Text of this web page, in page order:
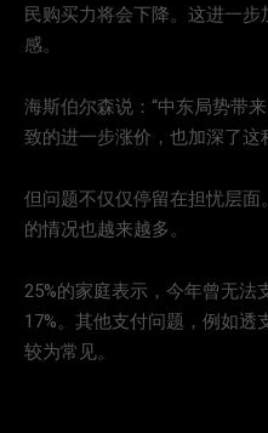
民购买力将会下降。这进一
感。
海斯伯尔森说：“中东局势带
致的进一步涨价，也加深了这
但问题不仅仅停留在担忧层
的情况也越来越多。
25%的家庭表示，今年曾无
17%。其他支付问题，例如
较为常见。